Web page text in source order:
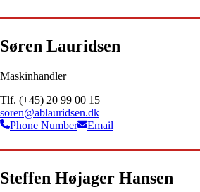
Søren Lauridsen
Maskinhandler
Tlf. (+45) 20 99 00 15
soren@ablauridsen.dk
Phone Number
Email
Steffen Højager Hansen